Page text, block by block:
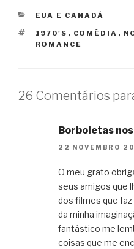
CATEGORIAS
EUA E CANADÁ
TAGS
1970'S , COMÉDIA ,
ROMANCE
26 Comentários
Borboletas
22 NOVEMBRO
O meu grato
seus amigos que
dos filmes que
da minha
fantástico me
coisas que me